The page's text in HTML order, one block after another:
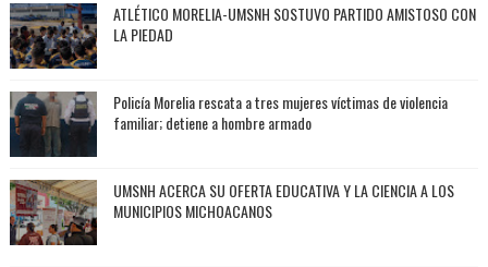
ATLÉTICO MORELIA-UMSNH SOSTUVO PARTIDO AMISTOSO CON
LA PIEDAD
Policía Morelia rescata a tres mujeres víctimas de violencia
familiar; detiene a hombre armado
UMSNH ACERCA SU OFERTA EDUCATIVA Y LA CIENCIA A LOS
MUNICIPIOS MICHOACANOS